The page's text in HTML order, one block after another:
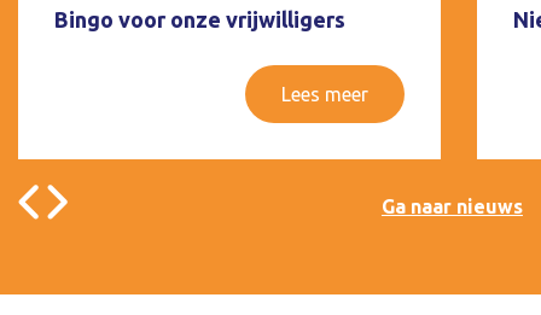
Bingo voor onze vrijwilligers
Lees meer
Ga naar nieuws